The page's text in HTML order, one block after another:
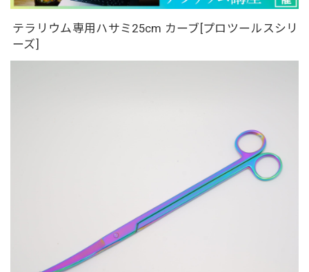
テラリウム専用ハサミ25cm カーブ[プロツールスシリ
ーズ]